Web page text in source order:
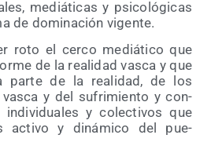
mediá­ti­cas y psi­co­ló­gi­cas
de domi­na­ción vigente.
roto el cer­co mediá­ti­co que
de la reali­dad vas­ca y que
par­te de la reali­dad, de los
y del sufri­mien­to y con­
y colec­ti­vos que
acti­vo y diná­mi­co del pue­